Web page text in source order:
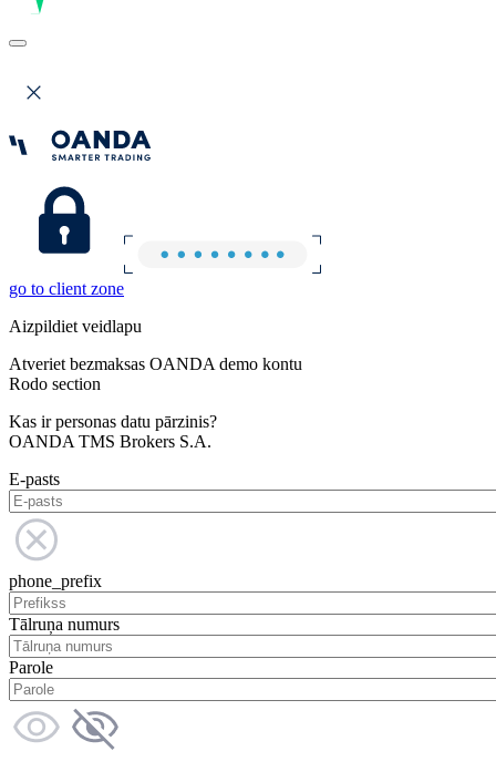
go to client zone
Aizpildiet veidlapu
Atveriet bezmaksas OANDA demo kontu
Rodo section
Kas ir personas datu pārzinis?
OANDA TMS Brokers S.A.
E-pasts
phone_prefix
Tālruņa numurs
Parole